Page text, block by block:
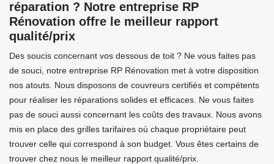
réparation ? Notre entreprise RP
Rénovation offre le meilleur rapport
qualité/prix
Des soucis concernant vos dessous de toit ? Ne vous faites pas
de souci, notre entreprise RP Rénovation met à votre disposition
nos atouts. Nous disposons de couvreurs certifiés et compétents
pour réaliser les réparations solides et efficaces. Ne vous faites
pas de souci aussi concernant les coûts des travaux. Nous avons
mis en place des grilles tarifaires où chaque propriétaire peut
trouver celle qui correspond à son budget. Vous êtes certains de
trouver chez nous le meilleur rapport qualité/prix.